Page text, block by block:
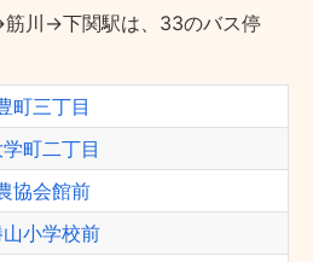
川→下関駅は、33のバス停
町三丁目
町二丁目
協会館前
山小学校前